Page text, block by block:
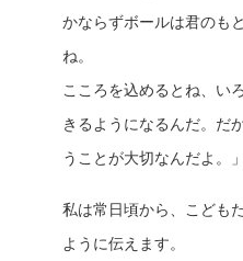
かならずボールは君のも
ね。
こころを込めるとね、い
きるようになるんだ。だ
うことが大切なんだよ。」
私は常日頃から、こども
ように伝えます。